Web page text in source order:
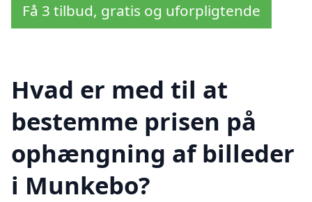
Få 3 tilbud, gratis og uforpligtende
Hvad er med til at
bestemme prisen på
ophængning af billeder
i Munkebo?